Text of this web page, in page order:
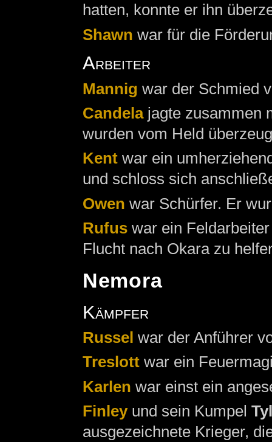
hatten, konnte er ihn
Shawn war für die
Arbeiter
Mannig war der Schmied
Candelajagte zusammen
wurden vom Held
Kentwar ein
und schloss sich
Owen war Schürfer. Er
Rufuswar ein
Flucht nach Okara zu
Nemora
Kämpfer
Russel war der Anführer
Treslottwar ein
Karlen war einst ein
Finleyund sein Kumpel
ausgezeichnete Krieger,